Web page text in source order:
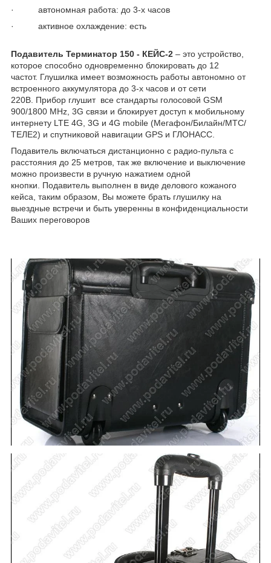
· автономная работа: до 3-х часов
· активное охлаждение: есть
Подавитель Терминатор 150 - КЕЙС-2 – это устройство,
которое способно одновременно блокировать до 12
частот. Глушилка имеет возможность работы автономно от
встроенного аккумулятора до 3-х часов и от сети
220В. Прибор глушит все стандарты голосовой GSM
900/1800 MHz, 3G связи и блокирует доступ к мобильному
интернету LTE 4G, 3G и 4G mobile (Мегафон/Билайн/МТС/
ТЕЛЕ2) и спутниковой навигации GPS и ГЛОНАСС.
Подавитель включаться дистанционно с радио-пульта с
расстояния до 25 метров, так же включение и выключение
можно произвести в ручную нажатием одной
кнопки. Подавитель выполнен в виде делового кожаного
кейса, таким образом, Вы можете брать глушилку на
выездные встречи и быть уверенны в конфиденциальности
Ваших переговоров